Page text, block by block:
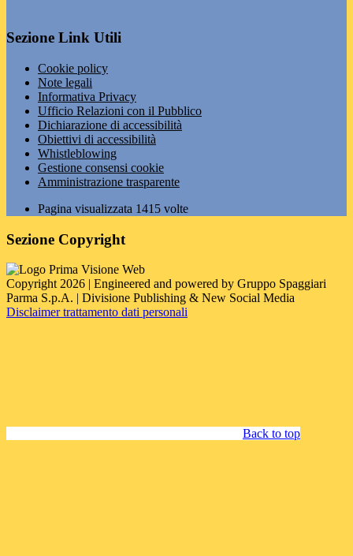
Sezione Link Utili
Cookie policy
Note legali
Informativa Privacy
Ufficio Relazioni con il Pubblico
Dichiarazione di accessibilità
Obiettivi di accessibilità
Whistleblowing
Gestione consensi cookie
Amministrazione trasparente
Pagina visualizzata 1415 volte
Sezione Copyright
Copyright 2026 | Engineered and powered by Gruppo Spaggiari
Parma S.p.A. | Divisione Publishing & New Social Media
Disclaimer trattamento dati personali
Back to top